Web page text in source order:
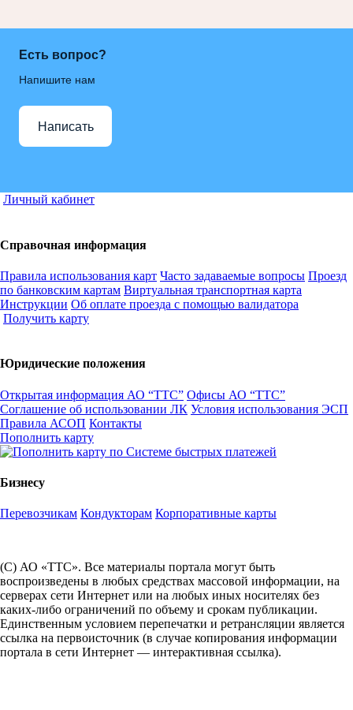
Есть вопрос?
Напишите нам
Написать
Личный кабинет
Справочная информация
Правила использования карт Часто задаваемые вопросы Проезд
по банковским картам Виртуальная транспортная карта
Инструкции Об оплате проезда с помощью валидатора
Получить карту
Юридические положения
Открытая информация АО “ТТС” Офисы АО “ТТС”
Соглашение об использовании ЛК Условия использования ЭСП
Правила АСОП Контакты
Пополнить карту
Бизнесу
Перевозчикам Кондукторам Корпоративные карты
(С) АО «ТТС». Все материалы портала могут быть
воспроизведены в любых средствах массовой информации, на
серверах сети Интернет или на любых иных носителях без
каких-либо ограничений по объему и срокам публикации.
Единственным условием перепечатки и ретрансляции является
ссылка на первоисточник (в случае копирования информации
портала в сети Интернет — интерактивная ссылка).